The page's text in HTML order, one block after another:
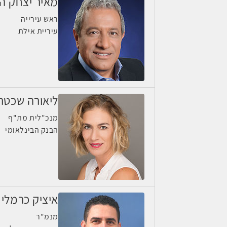
ראש עירייה
עיריית אילת
ליאורה
מנכ"לית מת"ף
הבנק הבינלאומי
איציק כרמלי
מנמ"ר